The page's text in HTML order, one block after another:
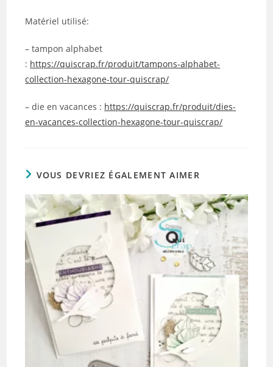
Matériel utilisé:
– tampon alphabet
: https://quiscrap.fr/produit/tampons-alphabet-
collection-hexagone-tour-quiscrap/
– die en vacances : https://quiscrap.fr/produit/dies-
en-vacances-collection-hexagone-tour-quiscrap/
VOUS DEVRIEZ ÉGALEMENT AIMER